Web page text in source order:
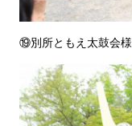
⑲別所ともえ太鼓会様